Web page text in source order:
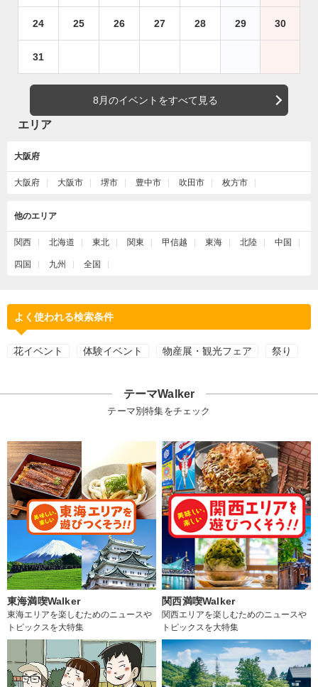
24 25 26 27 28 29 30
31
8月のイベントをすべて見る
エリア
大阪府
大阪府 大阪市 堺市 豊中市 吹田市 枚方市
他のエリア
関西 北海道 東北 関東 甲信越 東海 北陸 中国
四国 九州 全国
よく使われる検索条件
花イベント 体験イベント 物産展・観光フェア 祭り
テーマWalker
テーマ別特集をチェック
東海満喫Walker
東海エリアを楽しむためのニュースや
トピックスを大特集
関西満喫Walker
関西エリアを楽しむためのニュースや
トピックスを大特集